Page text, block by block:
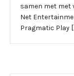
samen met met
Net
Pragmatic Play